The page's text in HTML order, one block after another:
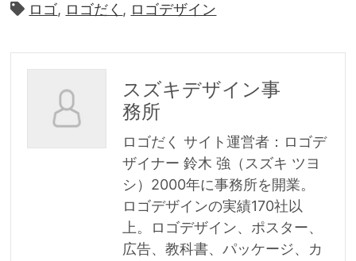
ロゴ, ロゴだく , ロゴデザイン
スズキデザイン事
務所
ロゴだく サイト運営者：ロゴデ
ザイナー 鈴木 強（スズキ ツヨ
シ）2000年に事務所を開業。
ロゴデザインの実績170社以
上。ロゴデザイン、ポスター、
広告、教科書、パッケージ、カ